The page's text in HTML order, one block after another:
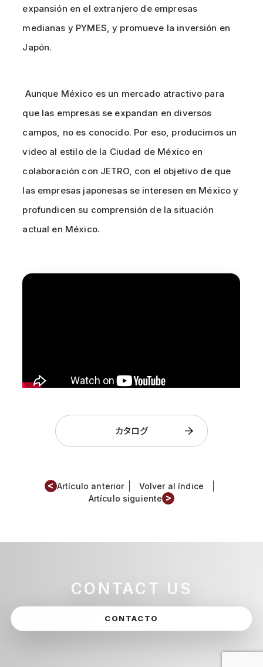
expansión en el extranjero de empresas
medianas y PYMES, y promueve la inversión en
Japón.
Aunque México es un mercado atractivo para
que las empresas se expandan en diversos
campos, no es conocido. Por eso, producimos un
video al estilo de la Ciudad de México en
colaboración con JETRO, con el objetivo de que
las empresas japonesas se interesen en México y
profundicen su comprensión de la situación
actual en México.
カタログ
< Artículo anterior
Volver al índice
Artículo siguiente >
CONTACT US
CONTACTO